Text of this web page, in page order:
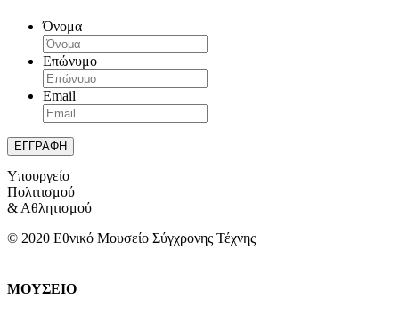
Όνομα
Επώνυμο
Email
Υπουργείο
Πολιτισμού
& Αθλητισμού
© 2020 Εθνικό Μουσείο Σύγχρονης Τέχνης
ΜΟΥΣΕΙΟ